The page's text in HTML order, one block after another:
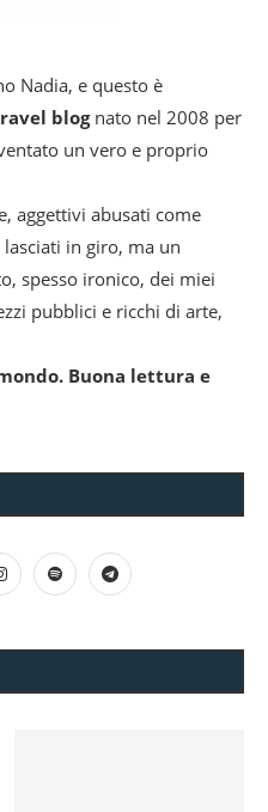
Nadia, e questo è
blognato nel 2008 per
un vero e proprio
aggettivi abusati come
lasciati in giro, ma un
spesso ironico, dei miei
pubblici e ricchi di arte,
Buona lettura e